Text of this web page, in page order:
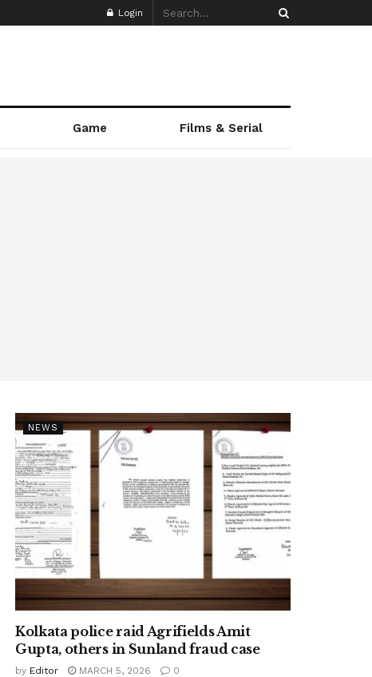
Login
Game Films & Serial
NEWS
Kolkata police raid Agrifields Amit
Gupta, others in Sunland fraud case
by Editor MARCH 5, 2026 0